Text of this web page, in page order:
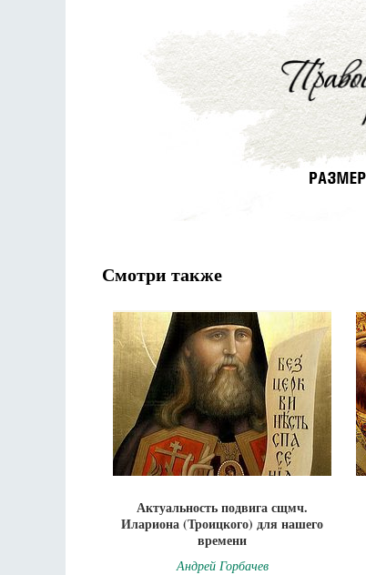
Смотри также
Актуальность подвига сщмч.
Илариона (Троицкого) для нашего
времени
Андрей Горбачев